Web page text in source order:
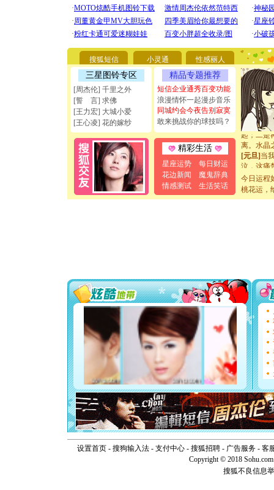
搜狐短信 小灵通 性感丽人
三星图铃专区
[周杰伦] 千里之外
[誓 言] 求佛
[王力宏] 大城小爱
[王心凌] 花的嫁纱
精品专题推荐
短信企业通秀百变功能
浪漫情怀一起漫步音乐
同城约会今夜告别寂寞
敢来挑战你的球技吗？
精彩生活
星座运势
每日财运
花边新闻
魔鬼辞典
情感测试
生活笑话
[圣诞节]
你太多
要平安
[圣诞节]
能正大光
天都要快
[圣诞节]
如意,快
[元旦]看
断电。
你是我专
[元旦]如
起；二是
离。水晶
[元旦] 当
泣，这痛
[春节]风
颜！冬去
能正大光
天都要快
[圣诞节]
如意,快
[元旦]
看
断电。
你是我
[元旦]
如
起；二
离。水
[元旦]当
泣，这痛
卖了。水
[春节]风
颜！冬去
道一声
[春节]
传
片叶子是
送你一棵
今日运程
桃花运，
设置首页- 搜狗输入法- 支付中心- 搜狐招聘- 广告服务- 客
Copyright © 2018
搜狐不良信息